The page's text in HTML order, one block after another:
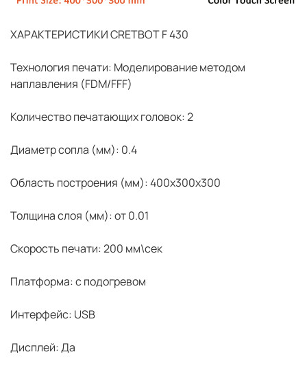
ХАРАКТЕРИСТИКИ CRETBOT F 430
Технология печати: Моделирование методом
наплавления (FDM/FFF)
Количество печатающих головок: 2
Диаметр сопла (мм): 0.4
Область построения (мм): 400x300x300
Толщина слоя (мм): от 0.01
Скорость печати: 200 мм\сек
Платформа: с подогревом
Интерфейс: USB
Дисплей: Да